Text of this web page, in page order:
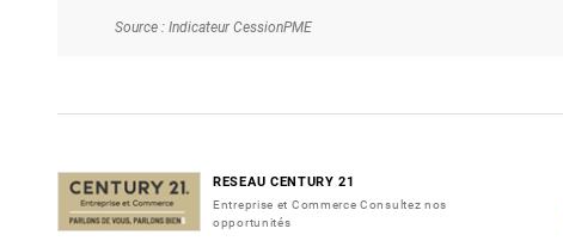
Source : Indicateur CessionPME
RESEAU CENTURY 21
Entreprise et Commerce Consultez nos
opportunités